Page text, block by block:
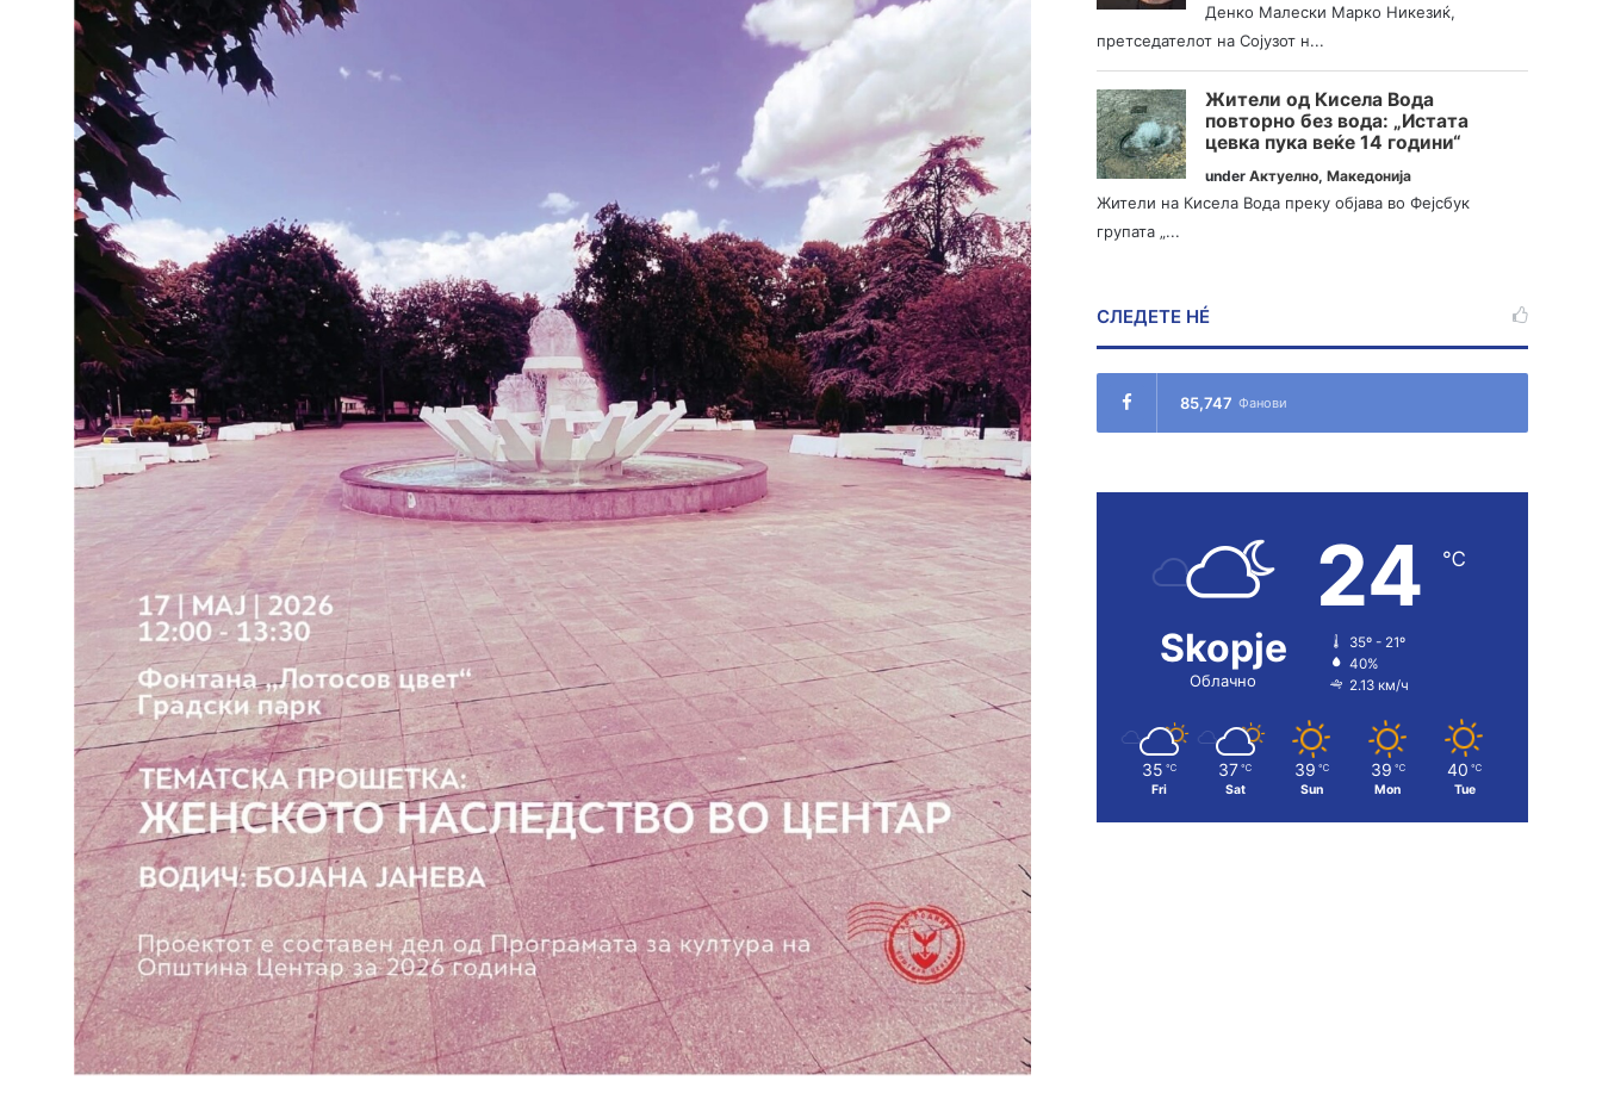
Денко Малески Марко Никезиќ,
претседателот на Сојузот н...
Жители од Кисела Вода
повторно без вода: „Истата
цевка пука веќе 14 години“
underАктуелно,Македонија
Жители на Кисела Вода преку објава во Фејсбук
групата „...
СЛЕДЕТЕ НÉ
85,747 Фанови
Skopje
Облачно
24 ℃
35º - 21º
40%
2.13 км/ч
35 ℃
Fri
37 ℃
Sat
39 ℃
Sun
39 ℃
Mon
40 ℃
Tue